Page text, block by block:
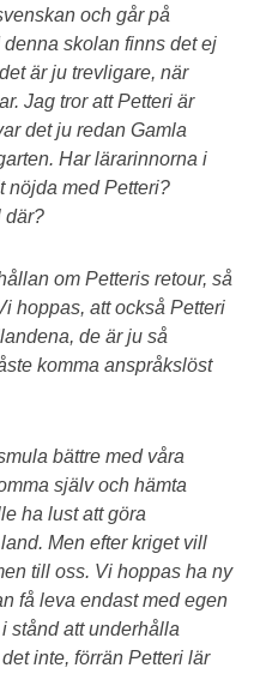
och går på
skolan finns det ej
är ju trevligare, när
Jag tror att Petteri är
det ju redan Gamla
Har lärarinnorna i
nöjda med Petteri?
där?
om Petteris retour, så
hoppas, att också Petteri
de är ju så
komma anspråkslöst
bättre med våra
själv och hämta
ha lust att göra
Men efter kriget vill
till oss. Vi hoppas ha ny
få leva endast med egen
stånd att underhålla
inte, förrän Petteri lär